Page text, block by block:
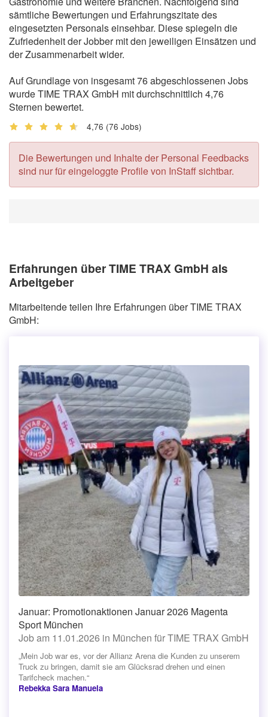
sämtliche Bewertungen und Erfahrungszitate des
eingesetzten Personals einsehbar. Diese spiegeln die
Zufriedenheit der Jobber mit den jeweiligen Einsätzen und
der Zusammenarbeit wider.
Auf Grundlage von insgesamt 76 abgeschlossenen Jobs
wurde TIME TRAX GmbH mit durchschnittlich 4,76
Sternen bewertet.
4,76 (76 Jobs)
Die Bewertungen und Inhalte der Personal Feedbacks
sind nur für eingeloggte Profile von InStaff sichtbar.
Erfahrungen über TIME TRAX GmbH als
Arbeitgeber
Mitarbeitende teilen Ihre Erfahrungen über TIME TRAX
GmbH:
Januar: Promotionaktionen Januar 2026 Magenta
Sport München
Job am 11.01.2026 in München für TIME TRAX GmbH
„Mein Job war es, vor der Allianz Arena die Kunden zu unserem
Truck zu bringen, damit sie am Glücksrad drehen und einen
Tarifcheck machen.“
Rebekka Sara Manuela